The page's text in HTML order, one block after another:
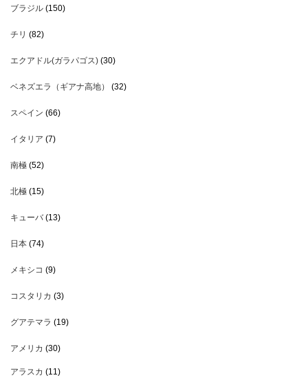
ブラジル (150)
チリ (82)
エクアドル(ガラパゴス) (30)
ベネズエラ（ギアナ高地） (32)
スペイン (66)
イタリア (7)
南極 (52)
北極 (15)
キューバ(13)
日本 (74)
メキシコ (9)
コスタリカ (3)
グアテマラ (19)
アメリカ (30)
アラスカ (11)